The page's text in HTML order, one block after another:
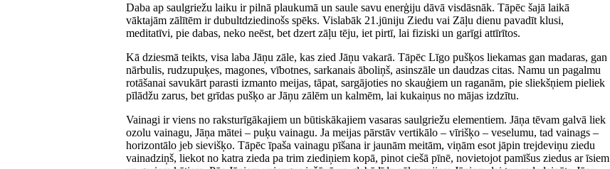
Daba ap saulgriežu laiku ir pilnā plaukumā un saule savu enerģiju dāvā visdāsnāk. Tāpēc šajā laikā
vāktajām zālītēm ir dubultdziedinošs spēks. Vislabāk 21.jūniju Ziedu vai Zāļu dienu pavadīt klusi,
meditatīvi, pie dabas, neko neēst, bet dzert zāļu tēju, iet pirtī, lai fiziski un garīgi attīrītos.
Kā dziesmā teikts, visa laba Jāņu zāle, kas zied Jāņu vakarā. Tāpēc Līgo pušķos liekamas gan madaras, gan
nārbulis, rudzupuķes, magones, vībotnes, sarkanais āboliņš, asinszāle un daudzas citas. Namu un pagalmu
rotāšanai savukārt parasti izmanto meijas, tāpat, sargājoties no skauģiem un raganām, pie sliekšņiem pieliek
pīlādžu zarus, bet grīdas pušķo ar Jāņu zālēm un kalmēm, lai kukaiņus no mājas izdzītu.
Vainagi ir viens no raksturīgākajiem un būtiskākajiem vasaras saulgriežu elementiem. Jāņa tēvam galvā liek
ozolu vainagu, Jāņa mātei – puķu vainagu. Ja meijas pārstāv vertikālo – vīrišķo – veselumu, tad vainags –
horizontālo jeb sievišķo. Tāpēc īpaša vainagu pīšana ir jaunām meitām, viņām esot jāpin trejdeviņu ziedu
vainadziņš, liekot no katra zieda pa trim ziediņiem kopā, pinot ciešā pīnē, novietojot pamīšus ziedus ar īsiem